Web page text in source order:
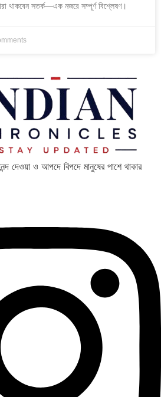
থাকবেন সতর্ক—এক নজরে সম্পূর্ণ বিশ্লেষণ।
দেওয়া ও আপদে বিপদে মানুষের পাশে থাকার